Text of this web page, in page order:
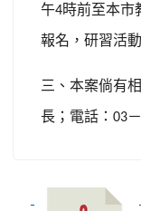
午4時前至本
報名，研習活動
三、本案倘有
長；電話： 03－